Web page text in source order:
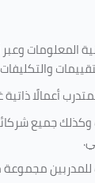
المعلومات
أعمالًا
جميع
مجموعة